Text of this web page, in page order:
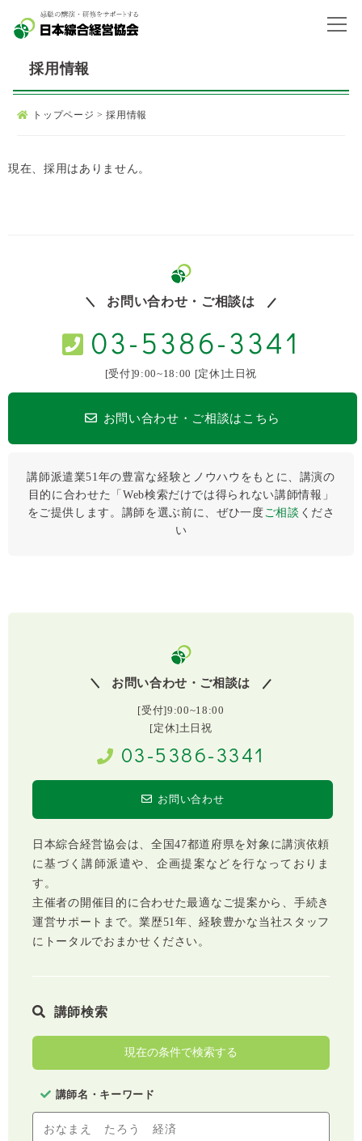
採用情報
トップページ >採用情報
現在、採用はありません。
お問い合わせ・ご相談は
03-5386-3341
[受付]9:00~18:00 [定休]土日祝
お問い合わせ・ご相談はこちら
講師派遣業51年の豊富な経験とノウハウをもとに、講演の
目的に合わせた「Web検索だけでは得られない講師情報」
をご提供します。講師を選ぶ前に、ぜひ⼀度ご相談 くださ
い
お問い合わせ・ご相談は
[受付]9:00~18:00
[定休]土日祝
03-5386-3341
お問い合わせ
日本綜合経営協会は、全国47都道府県を対象に講演依頼
に基づく講師派遣や、企画提案などを行なっておりま
す。
主催者の開催目的に合わせた最適なご提案から、手続き
運営サポートまで。業歴51年、経験豊かな当社スタッフ
にトータルでおまかせください。
講師検索
現在の条件で検索する
講師名・キーワード